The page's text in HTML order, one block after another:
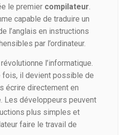
le premier compilateur.
capable de traduire un
l’anglais en instructions
par l’ordinateur.
l’informatique.
fois, il devient possible de
écrire directement en
Les développeurs peuvent
plus simples et
faire le travail de